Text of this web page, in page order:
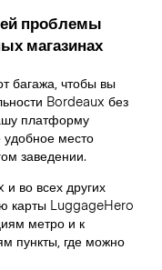
проблемы
магазинах
багажа, чтобы вы
Bordeaux без
платформу
место
заведении.
во всех других
карты LuggageHero
метро и к
пункты, где можно